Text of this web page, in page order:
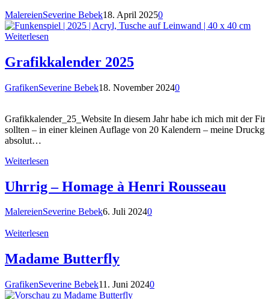
MalereienSeverine Bebek18. April 20250
Weiterlesen
Grafikkalender 2025
GrafikenSeverine Bebek18. November 20240
Grafikkalender_25_Website In diesem Jahr habe ich mich mit der
sollten – in einer kleinen Auflage von 20 Kalendern – meine
absolut…
Weiterlesen
Uhrrig – Homage à Henri Rousseau
MalereienSeverine Bebek6. Juli 20240
Weiterlesen
Madame Butterfly
GrafikenSeverine Bebek11. Juni 20240